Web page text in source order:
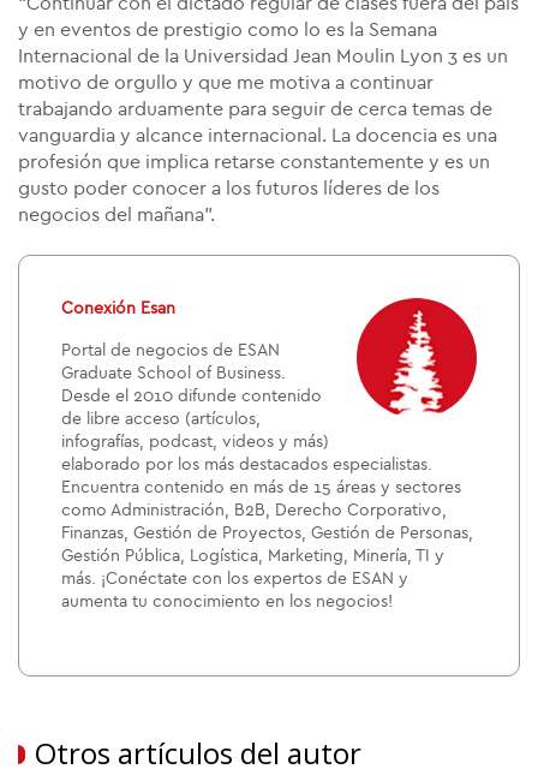
y en eventos de prestigio como lo es la Semana
Internacional de la Universidad Jean Moulin Lyon 3 es un
motivo de orgullo y que me motiva a continuar
trabajando arduamente para seguir de cerca temas de
vanguardia y alcance internacional. La docencia es una
profesión que implica retarse constantemente y es un
gusto poder conocer a los futuros líderes de los
negocios del mañana”.
Conexión Esan
Portal de negocios de ESAN
Graduate School of Business.
Desde el 2010 difunde contenido
de libre acceso (artículos,
infografías, podcast, videos y más)
elaborado por los más destacados especialistas.
Encuentra contenido en más de 15 áreas y sectores
como Administración, B2B, Derecho Corporativo,
Finanzas, Gestión de Proyectos, Gestión de Personas,
Gestión Pública, Logística, Marketing, Minería, TI y
más. ¡Conéctate con los expertos de ESAN y
aumenta tu conocimiento en los negocios!
Otros artículos del autor